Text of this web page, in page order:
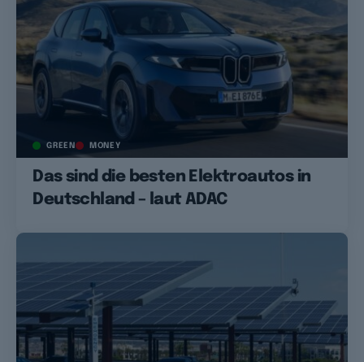
GREEN MONEY
Das sind die besten Elektroautos in
Deutschland – laut ADAC